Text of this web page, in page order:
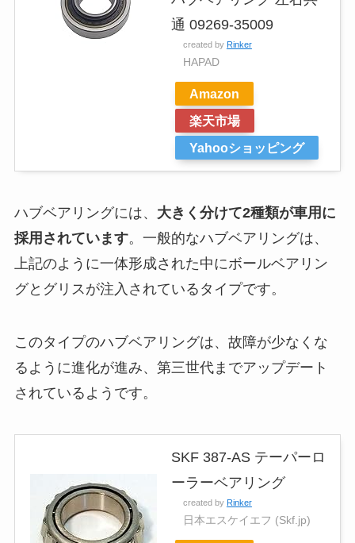
通 09269-35009
created by Rinker
HAPAD
Amazon
楽天市場
Yahooショッピング
ハブベアリングには、 大きく分けて2種類が車用に
採用されています。一般的なハブベアリングは、
上記のように一体形成された中にボールベアリン
グとグリスが注入されているタイプです。
このタイプのハブベアリングは、故障が少なくな
るように進化が進み、第三世代までアップデート
されているようです。
SKF 387-AS テーパーロ
ーラーベアリング
created by Rinker
日本エスケイエフ (Skf.jp)